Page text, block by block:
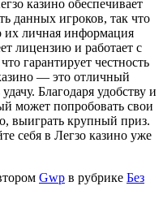
казино обеспечивает
данных игроков, так что
их личная информация
лицензию и работает с
гарантирует честность
— это отличный
Благодаря удобству и
может попробовать свои
выиграть крупный приз.
себя в Легзо казино уже
Gwp в рубрике Без